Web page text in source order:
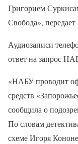
Григорием
Свобода», передает
Аудиозаписи
ответ на запрос
«НАБУ проводит
средств
сообщила о
По словам
схеме Игоря